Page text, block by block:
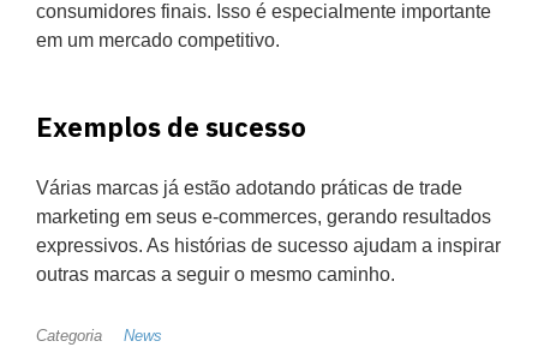
consumidores finais. Isso é especialmente importante
em um mercado competitivo.
Exemplos de sucesso
Várias marcas já estão adotando práticas de trade
marketing em seus e-commerces, gerando resultados
expressivos. As histórias de sucesso ajudam a inspirar
outras marcas a seguir o mesmo caminho.
Categoria News